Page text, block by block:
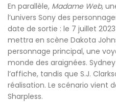
En parallèle, Madame Web,
l’univers Sony des
date de sortie : le 7 juillet
mettra en scène Dakota
personnage principal, une
monde des araignées.
l’affiche, tandis que S.J.
réalisation. Le scénario vient
Sharpless.